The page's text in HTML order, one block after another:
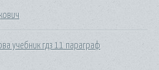
учебник гдз 11 параграф